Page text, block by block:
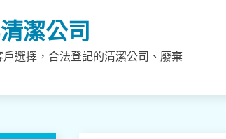
潔公司
選擇，合法登記的清潔公司、廢棄